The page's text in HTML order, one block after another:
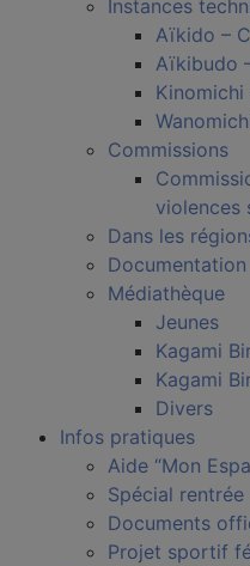
Instances
Aïkido –
Aïkibudo
Kinomichi
Commissions
violences
Dans les
Documentation
Médiathèque
Jeunes
Kagami
Kagami
Divers
Infos pratiques
Aide “Mon
Spécial rentrée
Documents
Projet sportif